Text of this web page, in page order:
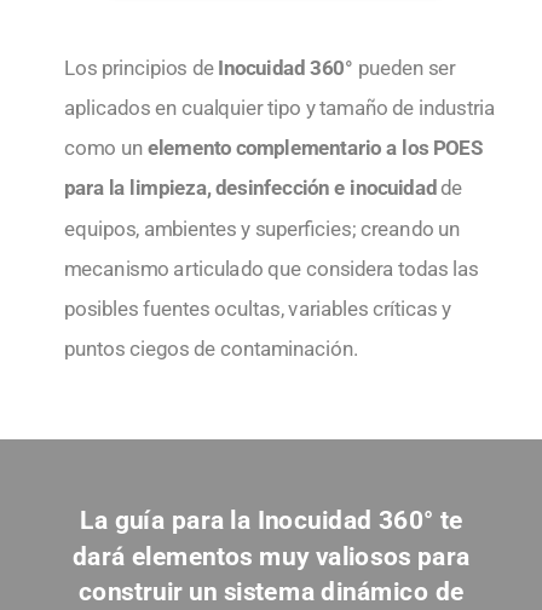
Los principios de Inocuidad 360° pueden ser
aplicados en cualquier tipo y tamaño de industria
como un elemento complementario a los POES
para la limpieza, desinfección e inocuidad de
equipos, ambientes y superficies; creando un
mecanismo articulado que considera todas las
posibles fuentes ocultas, variables críticas y
puntos ciegos de contaminación.
La guía para la Inocuidad 360° te
dará elementos muy valiosos para
construir un sistema dinámico de